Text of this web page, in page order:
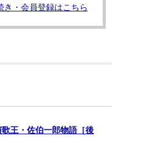
き・会員登録はこちら
王・佐伯一郎物語［後